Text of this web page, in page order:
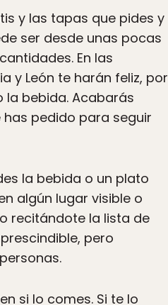
y las tapas que pides y
ser desde unas pocas
En las
y León te harán feliz, por
la bebida. Acabarás
pedido para seguir
la bebida o un plato
algún lugar visible o
recitándote la lista de
pero
si lo comes. Si te lo